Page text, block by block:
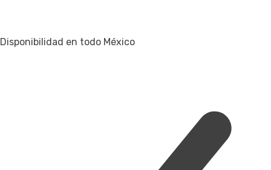
Disponibilidad en todo México